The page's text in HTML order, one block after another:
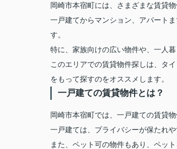
岡崎市本宿町には、さまざまな賃貸
一戸建てからマンション、アパート
す。
特に、家族向けの広い物件や、一人
このエリアでの賃貸物件探しは、タ
をもって探すのをオススメします。
一戸建ての賃貸物件とは？
岡崎市本宿町では、一戸建ての賃貸
一戸建ては、プライバシーが保たれ
また、ペット可の物件もあり、ペッ